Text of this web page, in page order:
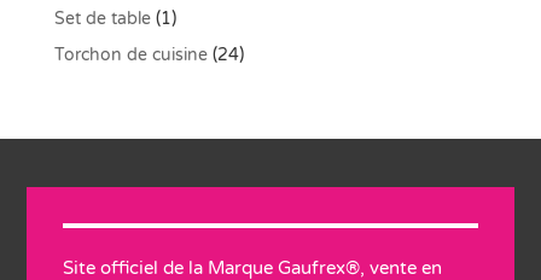
Set de table (1)
Torchon de cuisine (24)
Site officiel de la Marque Gaufrex®, vente en